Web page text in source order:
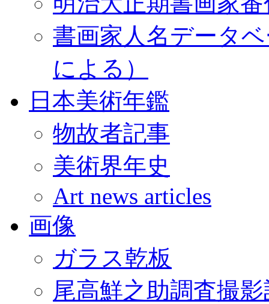
書画家人名データ
による）
日本美術年鑑
物故者記事
美術界年史
Art news articles
画像
ガラス乾板
尾高鮮之助調査撮